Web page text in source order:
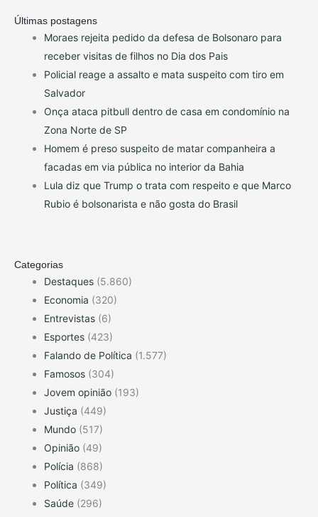
Últimas postagens
Moraes rejeita pedido da defesa de Bolsonaro para
receber visitas de filhos no Dia dos Pais
Policial reage a assalto e mata suspeito com tiro em
Salvador
Onça ataca pitbull dentro de casa em condomínio na
Zona Norte de SP
Homem é preso suspeito de matar companheira a
facadas em via pública no interior da Bahia
Lula diz que Trump o trata com respeito e que Marco
Rubio é bolsonarista e não gosta do Brasil
Categorias
Destaques (5.860)
Economia (320)
Entrevistas (6)
Esportes (423)
Falando de Política (1.577)
Famosos (304)
Jovem opinião (193)
Justiça (449)
Mundo (517)
Opinião (49)
Polícia (868)
Política (349)
Saúde (296)